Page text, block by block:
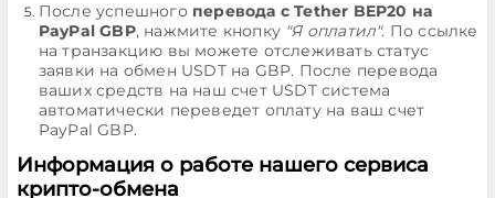
После успешного перевода с Tether BEP20 на
PayPal GBP, нажмите кнопку "Я оплатил". По ссылке
на транзакцию вы можете отслеживать статус
заявки на обмен USDT на GBP. После перевода
ваших средств на наш счет USDT система
автоматически переведет оплату на ваш счет
PayPal GBP.
Информация о работе нашего сервиса
крипто-обмена